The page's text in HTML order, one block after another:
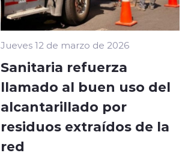
Jueves 12 de marzo de 2026
Sanitaria refuerza
llamado al buen uso del
alcantarillado por
residuos extraídos de la
red